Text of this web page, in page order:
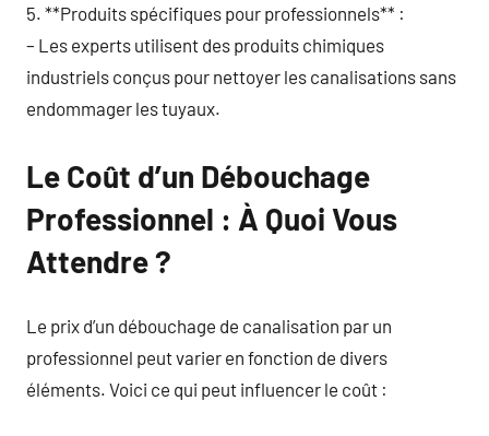
5. **Produits spécifiques pour professionnels** :
– Les experts utilisent des produits chimiques
industriels conçus pour nettoyer les canalisations sans
endommager les tuyaux.
Le Coût d’un Débouchage
Professionnel : À Quoi Vous
Attendre ?
Le prix d’un débouchage de canalisation par un
professionnel peut varier en fonction de divers
éléments. Voici ce qui peut influencer le coût :